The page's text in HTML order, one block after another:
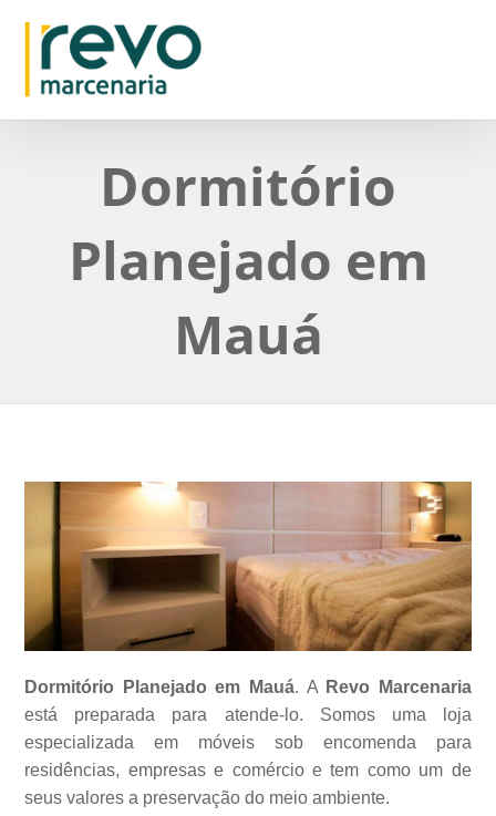
Dormitório
Planejado em
Mauá
Dormitório Planejado em Mauá. A Revo Marcenaria
está preparada para atende-lo. Somos uma loja
especializada em móveis sob encomenda para
residências, empresas e comércio e tem como um de
seus valores a preservação do meio ambiente.